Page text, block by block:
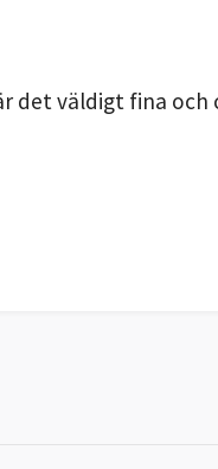
det väldigt fina och